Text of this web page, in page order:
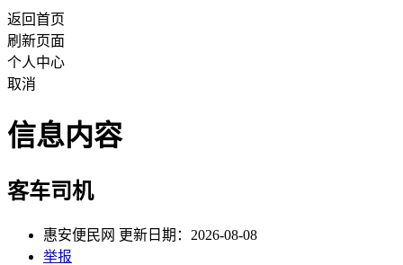
返回首页
刷新页面
个人中心
取消
信息内容
客车司机
惠安便民网 更新日期：2026-08-08
举报